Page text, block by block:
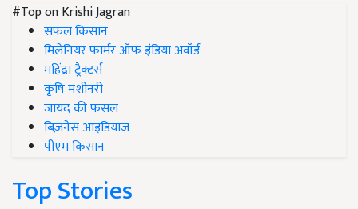
#Top on Krishi Jagran
सफल किसान
मिलेनियर फार्मर ऑफ इंडिया अवॉर्ड
महिंद्रा ट्रैक्टर्स
कृषि मशीनरी
जायद की फसल
बिज़नेस आइडियाज
पीएम किसान
Top Stories